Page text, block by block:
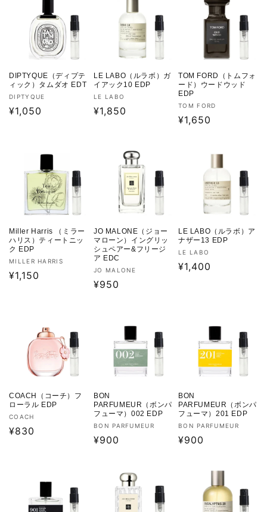
DIPTYQUE（ディプテ
ィック）タムダオ EDT
販
売
DIPTYQUE
通
¥1,050
LE LABO（ルラボ）ガ
イアック10 EDP
販
売
LE LABO
通
¥1,850
TOM FORD（トムフォ
ード）ウードウッド
EDP
販
売
TOM FORD
通
¥1,650
Miller Harris （ミラー
ハリス）ティートニッ
ク EDP
販
売
MILLER HARRIS
通
¥1,150
JO MALONE（ジョー
マローン）イングリッ
シュペアー&フリージ
ア EDC
販
売
JO MALONE
通
¥950
LE LABO（ルラボ）ア
ナザー13 EDP
販
売
LE LABO
通
¥1,400
COACH（コーチ）フ
ローラル EDP
販
売
COACH
通
¥830
BON
PARFUMEUR（ボンパ
フューマ）002 EDP
販
売
BON PARFUMEUR
通
¥900
BON
PARFUMEUR（ボンパ
フューマ）201 EDP
販
売
BON PARFUMEUR
通
¥900